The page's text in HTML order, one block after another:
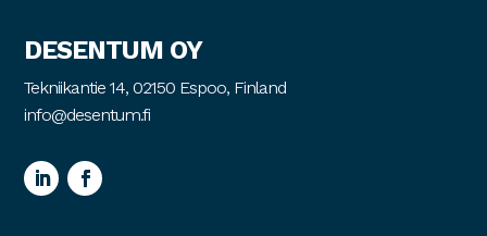
DESENTUM OY
Tekniikantie 14, 02150 Espoo, Finland
info@desentum.fi